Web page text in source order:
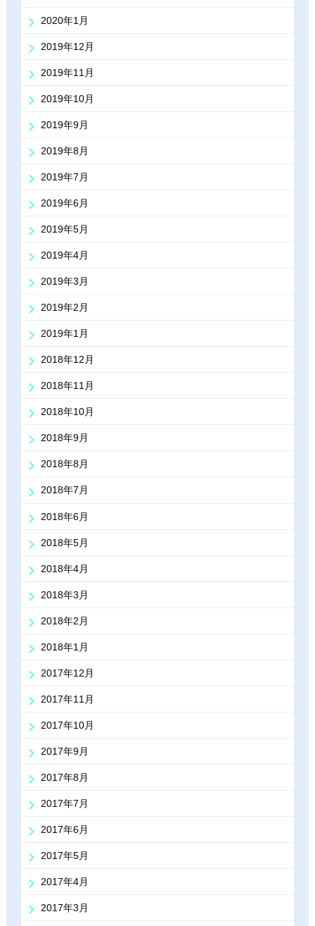
2020年1月
2019年12月
2019年11月
2019年10月
2019年9月
2019年8月
2019年7月
2019年6月
2019年5月
2019年4月
2019年3月
2019年2月
2019年1月
2018年12月
2018年11月
2018年10月
2018年9月
2018年8月
2018年7月
2018年6月
2018年5月
2018年4月
2018年3月
2018年2月
2018年1月
2017年12月
2017年11月
2017年10月
2017年9月
2017年8月
2017年7月
2017年6月
2017年5月
2017年4月
2017年3月